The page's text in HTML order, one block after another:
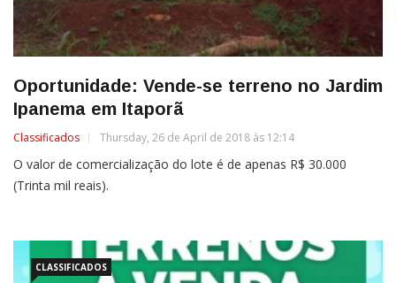
Oportunidade: Vende-se terreno no Jardim
Ipanema em Itaporã
Classificados Thursday, 26 de April de 2018 às 12:14
O valor de comercialização do lote é de apenas R$ ​30.000
(Trinta mil reais).
CLASSIFICADOS